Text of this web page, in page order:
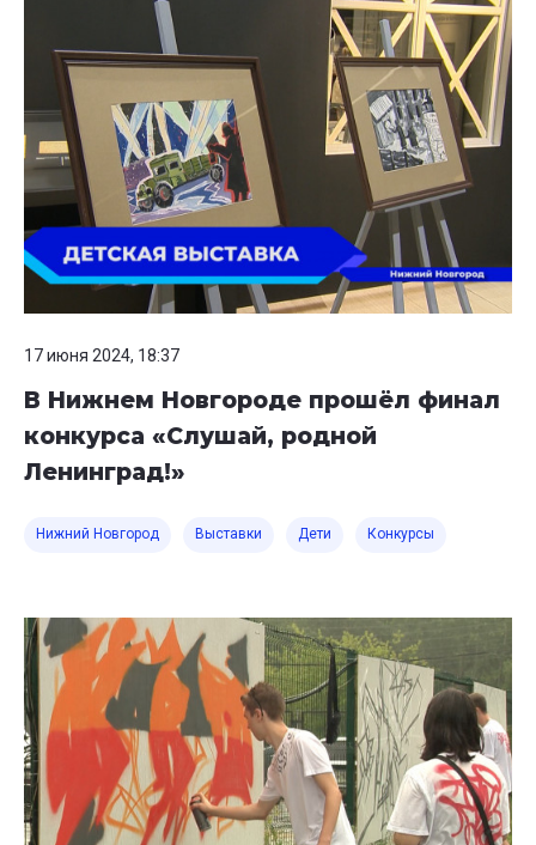
17 июня 2024, 18:37
В Нижнем Новгороде прошёл финал
конкурса «Слушай, родной
Ленинград!»
Нижний Новгород Выставки Дети Конкурсы